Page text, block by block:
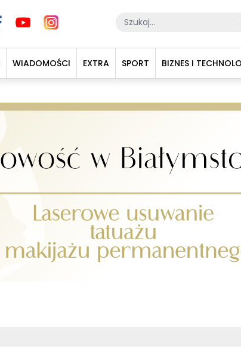
WIADOMOŚCI EXTRA SPORT BIZNES I